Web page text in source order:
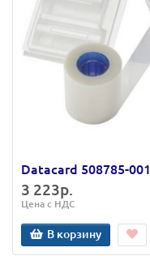
Datacard 508785-001
3 223р.
Цена с НДС
В корзину